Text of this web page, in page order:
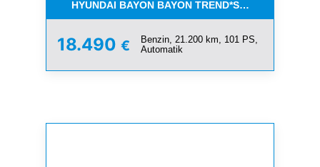
HYUNDAI BAYON BAYON TREND*SERVICE NEU*1
18.490 €
Benzin, 21.200 km, 101 PS,
Automatik